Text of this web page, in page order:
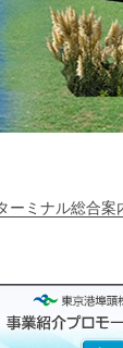
ーミナル総合案